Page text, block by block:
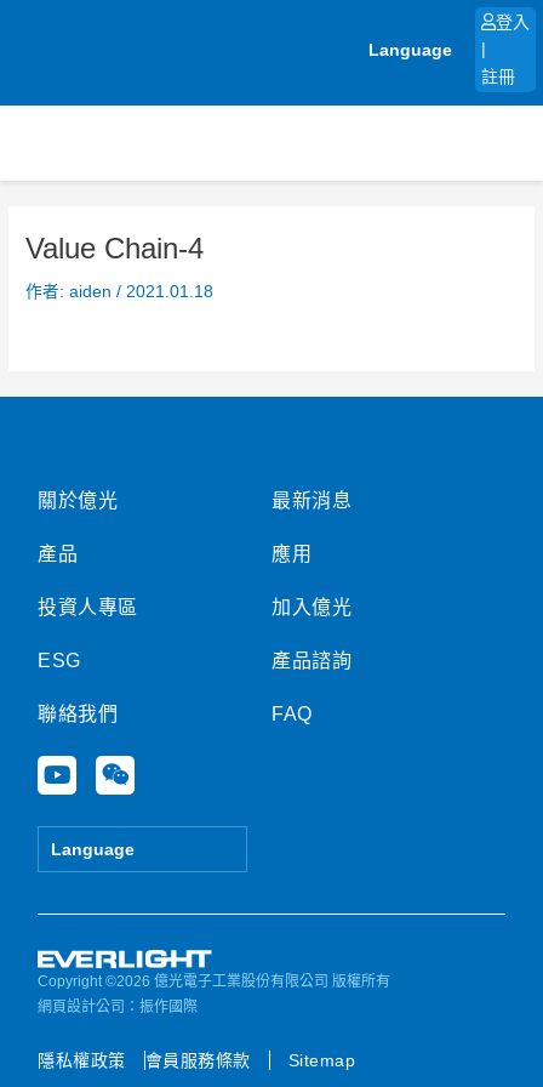
Language
登入
註冊
Value Chain-4
作者:aiden/ 2021.01.18
關於億光
產品
投資人專區
ESG
聯絡我們
Y
o
u
e
W
e
i
Language
最新消息
應用
加入億光
產品諮詢
FAQ
Copyright ©2026 億光電子工業股份有限公司 版權所有
網頁設計公司 ：振作國際
隱私權政策 會員服務條款 Sitemap